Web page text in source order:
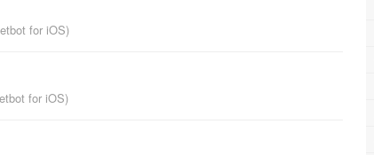
for iΟS)
for iΟS)